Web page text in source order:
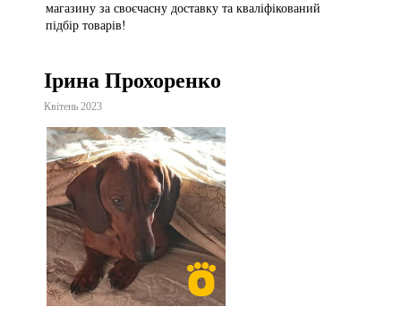
магазину за своєчасну доставку та кваліфікований
підбір товарів!
Ірина Прохоренко
Квітень 2023